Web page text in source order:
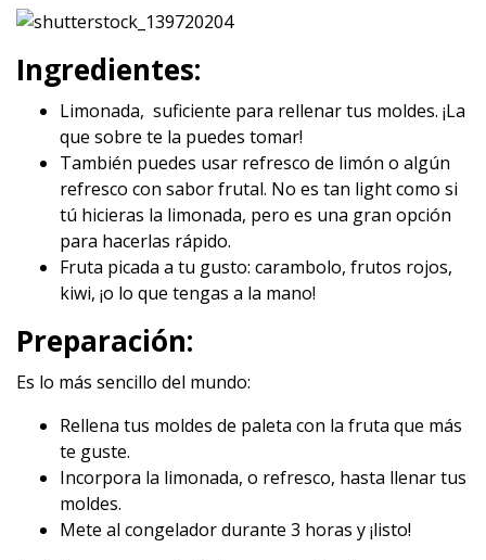
Ingredientes:
Limonada, suficiente para rellenar tus moldes. ¡La
que sobre te la puedes tomar!
También puedes usar refresco de limón o algún
refresco con sabor frutal. No es tan light como si
tú hicieras la limonada, pero es una gran opción
para hacerlas rápido.
Fruta picada a tu gusto: carambolo, frutos rojos,
kiwi, ¡o lo que tengas a la mano!
Preparación:
Es lo más sencillo del mundo:
Rellena tus moldes de paleta con la fruta que más
te guste.
Incorpora la limonada, o refresco, hasta llenar tus
moldes.
Mete al congelador durante 3 horas y ¡listo!